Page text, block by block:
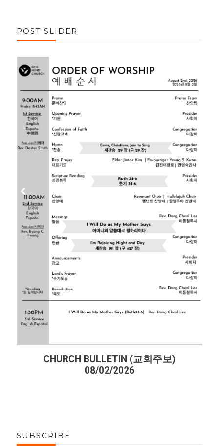
POST SLIDER
CHURCH BULLETIN (교회주보)
08/02/2026
SUBSCRIBE